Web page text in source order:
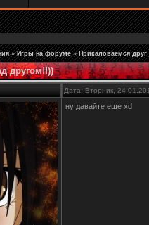
» Игры на форуме » Прикаловаемся
другом!!))
Дата: Вторник,
ну давайте еще xd